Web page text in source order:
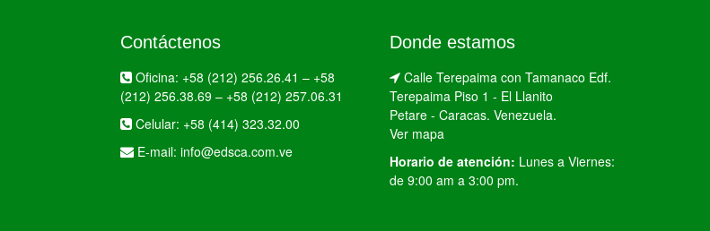
Contáctenos
Oficina: +58 (212) 256.26.41 – +58
(212) 256.38.69 – +58 (212) 257.06.31
Celular: +58 (414) 323.32.00
E-mail: info@edsca.com.ve
Donde estamos
Calle Terepaima con Tamanaco Edf.
Terepaima Piso 1 - El Llanito
Petare - Caracas. Venezuela.
Ver mapa
Horario de atención: Lunes a Viernes:
de 9:00 am a 3:00 pm.